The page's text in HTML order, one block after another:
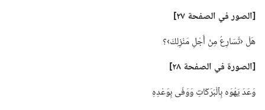
‏[الصورفي الصفحة ٢٧]‏
هَلْ ‹تُسَارِعُ مِنْ أَجْلِ مَنْزِلِكَ›؟‏
‏[الصورة في الصفحة ٢٨]‏
وَعَدَ يَهْوَه بِٱلْبَرَكَاتِ وَوَفَى بِوَعْدِهِ